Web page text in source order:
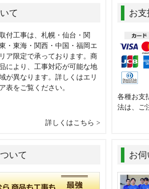
て
付工事は、札幌・仙台・関
・東海・関西・中国・福岡エ
リア限定で承っております。商
により、工事対応が可能な地
が異なります。詳しくはエリ
ア表をご覧ください。
詳しくはこちら
お
各種お支
法は、ご
いて お